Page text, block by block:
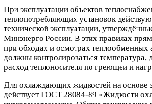
При эксплуатации объектов
теплопотребляющих установок
технической эксплуатации,
Минэнерго России. В этих правилах
при обходах и осмотрах теплообменных
должны контролироваться температура,
расход теплоносителя по греющей и
Для охлаждающих жидкостей на основе
действует ГОСТ 28084-89 «Жидкости